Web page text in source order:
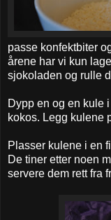
passe konfektbiter
årene har vi kun
sjokoladen og rulle
Dypp en og en kule
kokos. Legg kulene
Plasser kulene i en
De tiner etter noen
servere dem rett fra